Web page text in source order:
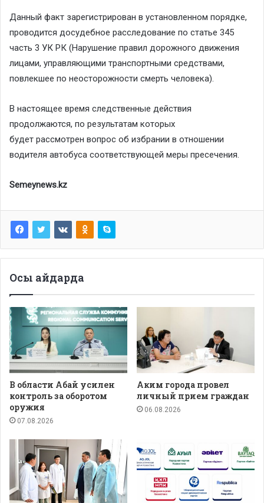
Данный факт зарегистрирован в установленном порядке,
проводится досудебное расследование по статье 345
часть 3 УК РК (Нарушение правил дорожного движения
лицами, управляющими транспортными средствами,
повлекшее по неосторожности смерть человека).
В настоящее время следственные действия
продолжаются, по результатам которых
будет рассмотрен вопрос об избрании в отношении
водителя автобуса соответствующей меры пресечения.
Semeynews.kz
Осы айдарда
В области Абай усилен
контроль за оборотом
оружия
07.08.2026
Аким города провел
личный прием граждан
06.08.2026